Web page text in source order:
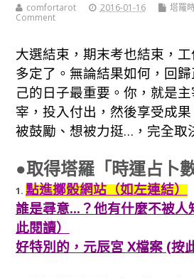
comfortarot 2016-01-16 塔羅
Comment
大選結束，期末考也結束，
多定了。無論結果如何，回
己的日子最重要。你，就是
宰，投入付出，然後享受成
被鼓勵、想被力挺…，完全取
●取得塔羅「時運占卜
1. 點進擲骰網站（如左連結）
誰是尋意…？他有什麼不被人
此閱讀）
好特別的，元辰宮 X檔案 (按